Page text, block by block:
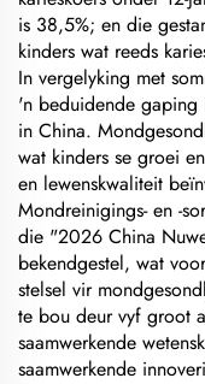
is 38,5%; en die
kinders wat reeds
In vergelyking met
'n beduidende gaping
in China.
wat kinders se groei
en lewenskwaliteit
Mondreinigings- en -
die "2026 China
bekendgestel, wat
stelsel vir
te bou deur vyf groot
saamwerkende
saamwerkende